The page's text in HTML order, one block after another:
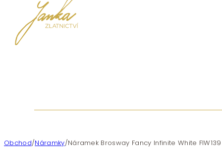
Obchod/Náramky/Náramek Brosway Fancy Infinite White FIW139